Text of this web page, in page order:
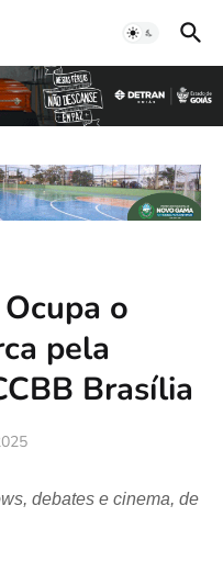
o
pela
Brasília
debates e cinema, de